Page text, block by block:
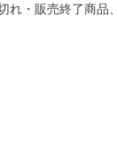
・販売終了商品